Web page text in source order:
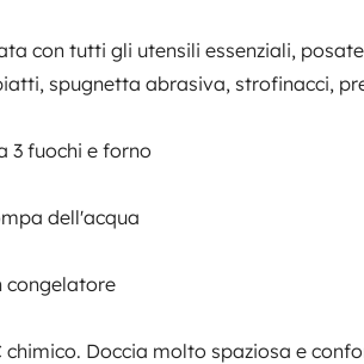
con tutti gli utensili essenziali,
spugnetta abrasiva, strofinacci,
3 fuochi e forno
dell'acqua
congelatore
chimico. Doccia molto spaziosa e
piatti, padelle, pentole,
taglieri...